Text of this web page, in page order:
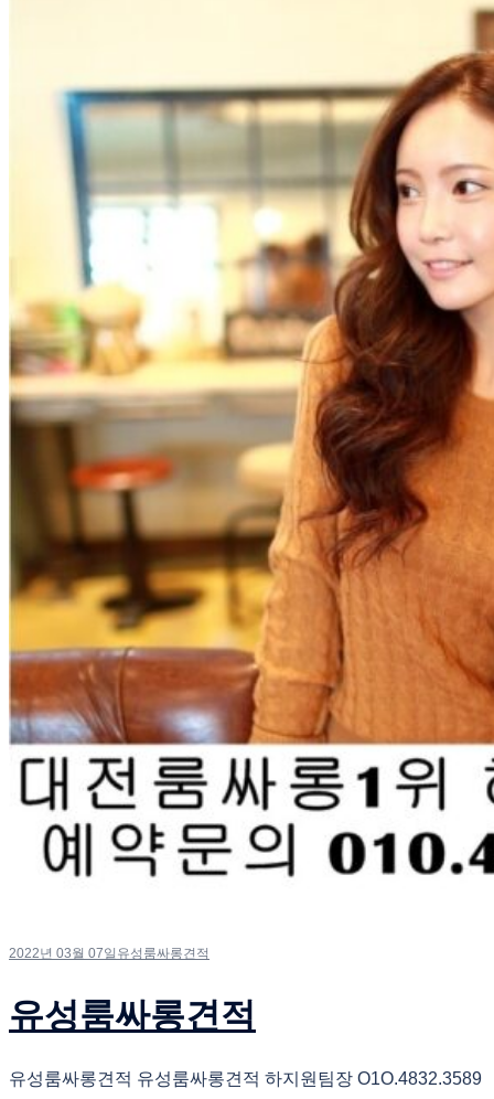
2022년 03월 07일 유성룸싸롱견적
유성룸싸롱견적
유성룸싸롱견적 유성룸싸롱견적 하지원팀장 O1O.4832.3589